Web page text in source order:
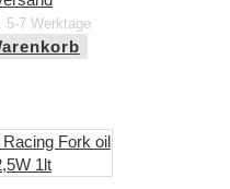
5-7 Werktage